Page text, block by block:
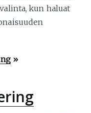
kun haluat
»